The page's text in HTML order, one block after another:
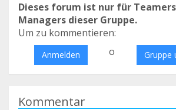
Dieses forum ist nur für
Managers dieser Gruppe.
Um zu kommentieren:
Anmelden o Gruppe
Kommentar